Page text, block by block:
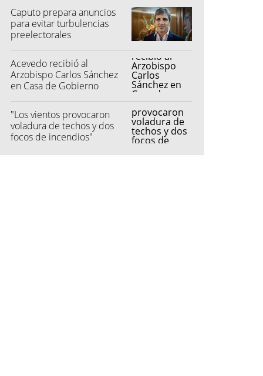
Caputo prepara anuncios
para evitar turbulencias
preelectorales
Acevedo recibió al
Arzobispo Carlos Sánchez
en Casa de Gobierno
"Los vientos provocaron
voladura de techos y dos
focos de incendios"